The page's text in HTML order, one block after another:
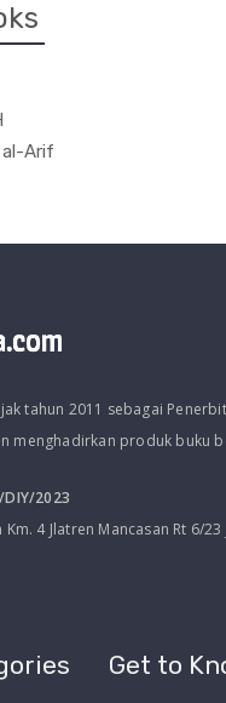
Arif
tahun 2011 sebagai
menghadirkan produk buku
2023
Km. 4 Jlatren Mancasan Rt 6/
Get to